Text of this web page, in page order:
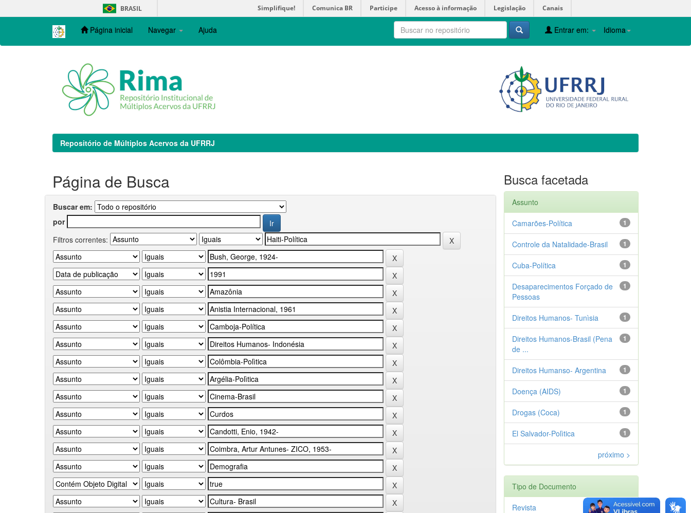
navigation
BRASIL Simplifique! Comunica BR Participe Acesso à informação Legislação Canais
Página inicial Navegar Ajuda Idioma
Entrar em:
Repositório de Múltiplos Acervos da UFRRJ
Página de Busca
Buscar em:
por
Filtros correntes:
Busca facetada
Assunto
1
Camarões-Política
1
Controle da Natalidade-Brasil
1
Cuba-Política
1
Desaparecimentos Forçado de
Pessoas
1
Direitos Humanos- Tunìsia
1
Direitos Humanos-Brasil (Pena
de ...
1
Direitos Humanso- Argentina
1
Doença (AIDS)
1
Drogas (Coca)
1
El Salvador-Polìtica
próximo >
Tipo de Documento
1
Revista